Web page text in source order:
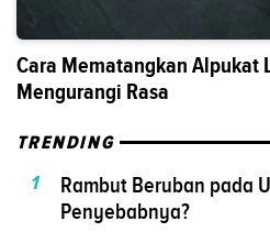
Cara Mematangkan Alpukat
Mengurangi Rasa
TRENDING
1
Rambut Beruban pada
Penyebabnya?